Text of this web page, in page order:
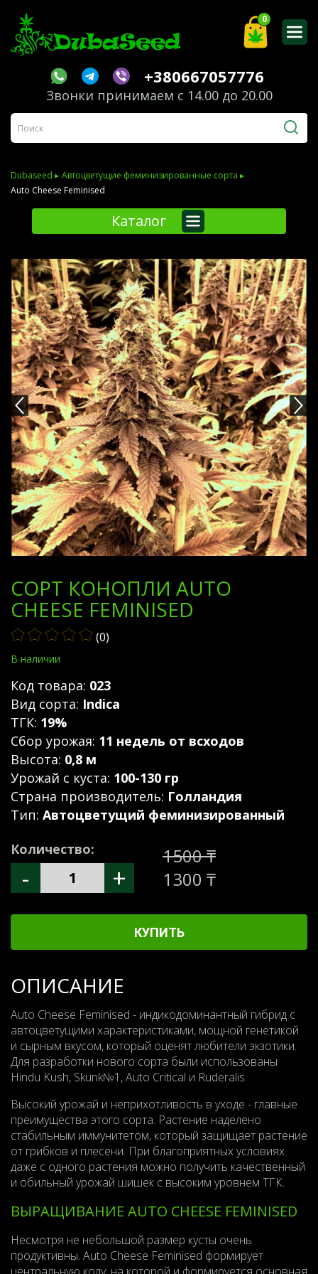
+380667057776
Звонки принимаем с 14.00 до 20.00
0
Dubaseed ▸ Автоцветущие феминизированные сорта ▸
Auto Cheese Feminised
Каталог
СОРТ КОНОПЛИ AUTO
CHEESE FEMINISED
(0)
В наличии
Код товара: 023
Вид сорта: Indica
ТГК: 19%
Сбор урожая: 11 недель от всходов
Высота: 0,8 м
Урожай с куста: 100-130 гр
Страна производитель: Голландия
Тип: Автоцветущий феминизированный
Количество:
- +
1500 ₸
1300 ₸
КУПИТЬ
ОПИСАНИЕ
Auto Cheese Feminised - индикодоминантный гибрид с
автоцветущими характеристиками, мощной генетикой
и сырным вкусом, который оценят любители экзотики.
Для разработки нового сорта были использованы
Hindu Kush, Skunk№1, Auto Critical и Ruderalis.
Высокий урожай и неприхотливость в уходе - главные
преимущества этого сорта. Растение наделено
стабильным иммунитетом, который защищает растение
от грибков и плесени. При благоприятных условиях
даже с одного растения можно получить качественный
и обильный урожай шишек с высоким уровнем ТГК.
ВЫРАЩИВАНИЕ AUTO CHEESE FEMINISED
Несмотря не небольшой размер кусты очень
продуктивны. Auto Cheese Feminised формирует